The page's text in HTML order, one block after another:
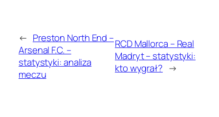
← Preston North End –
Arsenal F.C. –
statystyki: analiza
meczu
RCD Mallorca – Real
Madryt – statystyki:
kto wygrał? →